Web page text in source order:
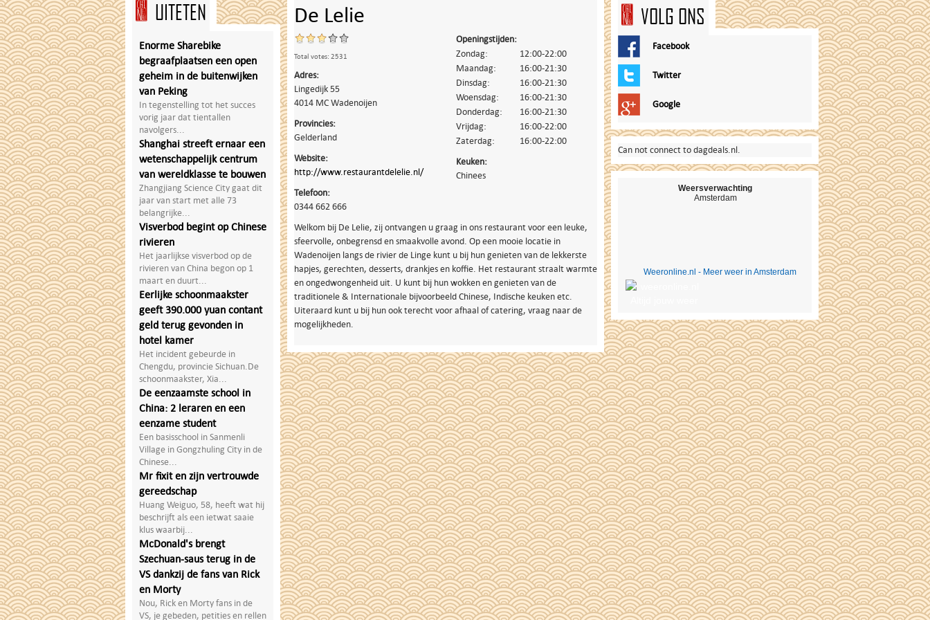
UITETEN
Enorme Sharebike
begraafplaatsen een open
geheim in de buitenwijken
van Peking
In tegenstelling tot het succes
vorig jaar dat tientallen
navolgers...
Shanghai streeft ernaar een
wetenschappelijk centrum
van wereldklasse te bouwen
Zhangjiang Science City gaat dit
jaar van start met alle 73
belangrijke...
Visverbod begint op Chinese
rivieren
Het jaarlijkse visverbod op de
rivieren van China begon op 1
maart en duurt...
Eerlijke schoonmaakster
geeft 390.000 yuan contant
geld terug gevonden in
hotel kamer
Het incident gebeurde in
Chengdu, provincie Sichuan.De
schoonmaakster, Xia...
De eenzaamste school in
China: 2 leraren en een
eenzame student
Een basisschool in Sanmenli
Village in Gongzhuling City in de
Chinese...
Mr fixit en zijn vertrouwde
gereedschap
Huang Weiguo, 58, heeft wat hij
beschrijft als een ietwat saaie
klus waarbij...
McDonald's brengt
Szechuan-saus terug in de
VS dankzij de fans van Rick
en Morty
Nou, Rick en Morty fans in de
VS, je gebeden, petities en rellen
De Lelie
Total votes: 2531
Adres:
Lingedijk 55
4014 MCWadenoijen
Provincies:
Gelderland
Website:
http://www.restaurantdelelie.nl/
Telefoon:
0344 662 666
Openingstijden:
Zondag:
12:00-22:00
Maandag:
16:00-21:30
Dinsdag:
16:00-21:30
Woensdag:
16:00-21:30
Donderdag:
16:00-21:30
Vrijdag:
16:00-22:00
Zaterdag:
16:00-22:00
Keuken:
Chinees
Welkom bij De Lelie, zij ontvangen u graag in ons restaurant voor een leuke,
sfeervolle, onbegrensd en smaakvolle avond. Op een mooie locatie in
Wadenoijen langs de rivier de Linge kunt u bij hun genieten van de lekkerste
hapjes, gerechten, desserts, drankjes en koffie. Het restaurant straalt warmte
en ongedwongenheid uit. U kunt bij hun wokken en genieten van de
traditionele & Internationale bijvoorbeeld Chinese, Indische keuken etc.
Uiteraard kunt u bij hun ook terecht voor afhaal of catering, vraag naar de
mogelijkheden.
VOLG ONS
Facebook
Twitter
Google
Can not connect to dagdeals.nl.
Weersverwachting
Amsterdam
Weeronline.nl - Meer weer in Amsterdam